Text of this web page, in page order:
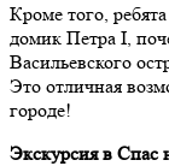
Кроме того,
домик Петра I,
Васильевского
Это отличная
городе!
Экскурсия в Спас